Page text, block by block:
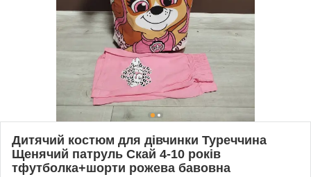
Дитячий костюм для дівчинки Туреччина
Щенячий патруль Скай 4-10 років
тфутболка+шорти рожева бавовна